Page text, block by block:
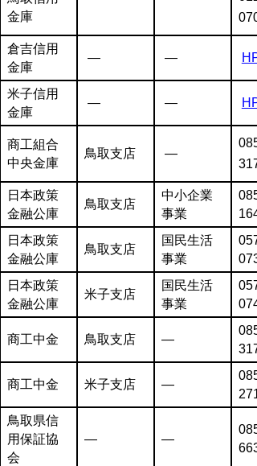
金庫
070
倉吉信用
金庫
― ― HP
米子信用
金庫
― ― HP
商工組合
中央金庫
鳥取支店 ―
日本政策
金融公庫
鳥取支店
中小企業
事業
日本政策
金融公庫
鳥取支店
国民生活
事業
日本政策
金融公庫
米子支店
国民生活
事業
商工中金 鳥取支店 ―
商工中金 米子支店 ―
鳥取県信
用保証協
会
― ―